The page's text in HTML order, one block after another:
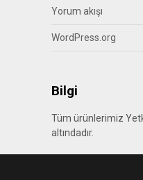
Yorum akışı
WordPress.org
Bilgi
Tüm ürünlerimiz
altındadır.